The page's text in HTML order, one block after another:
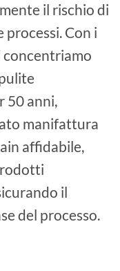
il rischio di
Con i
50 anni,
manifattura
affidabile,
il
del processo.